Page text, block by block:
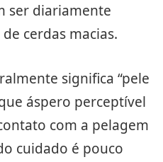
ser diariamente
cerdas macias.
significa “pele
áspero perceptível
com a pelagem
cuidado é pouco